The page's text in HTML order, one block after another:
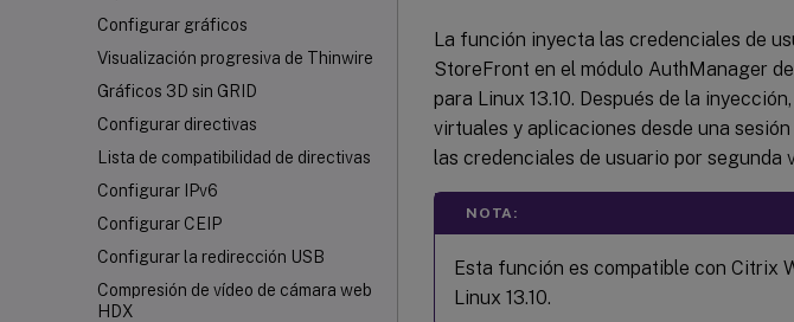
Configurar gráficos
Visualización progresiva de Thinwire
Gráficos 3D sin GRID
Configurar directivas
Lista de compatibilidad de directivas
Configurar IPv6
Configurar CEIP
Configurar la redirección USB
Compresión de vídeo de cámara web
HDX
La función inyecta las credenciales de
StoreFront en el módulo AuthManager
para Linux 13.10. Después de la
virtuales y aplicaciones desde una
las credenciales de usuario por segunda
NOTA:
Esta función es compatible con Citrix
Linux 13.10.